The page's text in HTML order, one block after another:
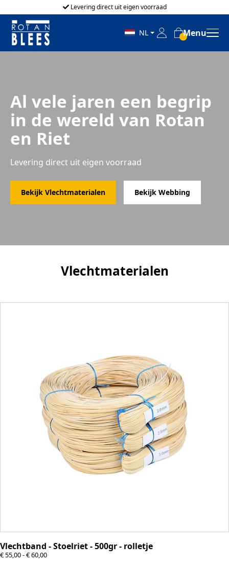
Levering direct uit eigen voorraad
NL Menu
Al vele jaren een begrip
in de wereld van Rotan
en Riet
Levering direct uit eigen voorraad
Bekijk Vlechtmaterialen Bekijk Webbing
Vlechtmaterialen
Vlechtband - Stoelriet - 500gr - rolletje
€55,00-€60,00Prijsklasse: € 55,00 tot € 60,00